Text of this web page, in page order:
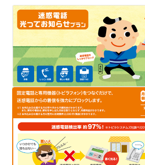
個人情報保護方針
人材募集
アクセス
Service guidance (in English)
Channel Table
ACCSTV
ACCSnet